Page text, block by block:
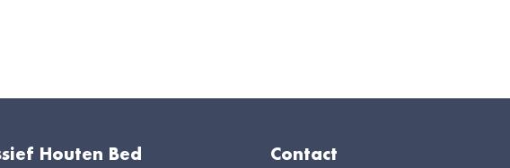
Houten Bed Contact